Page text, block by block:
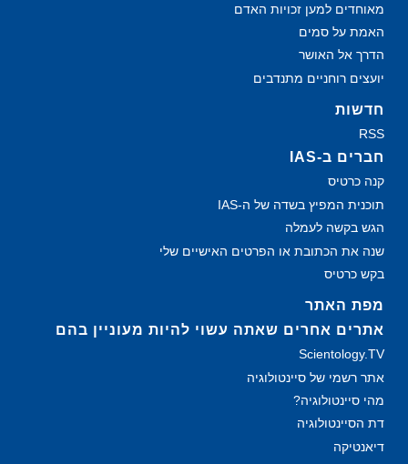
מאוחדים למען זכויות האדם
האמת על סמים
הדרך אל האושר
יועצים רוחניים מתנדבים
חדשות
RSS
חברים ב-IAS
קנה כרטיס
תוכנית המפיץ בשדה של ה‑IAS
הגש בקשה לעמלה
שנה את הכתובת או הפרטים האישיים שלי
בקש כרטיס
מפת האתר
אתרים אחרים שאתה עשוי להיות מעוניין בהם
Scientology.TV
אתר רשמי של סיינטולוגיה
מהי סיינטולוגיה?
דת הסיינטולוגיה
דיאנטיקה